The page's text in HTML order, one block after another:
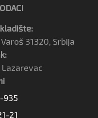
31320, Srbija
Lazarevac
935
21